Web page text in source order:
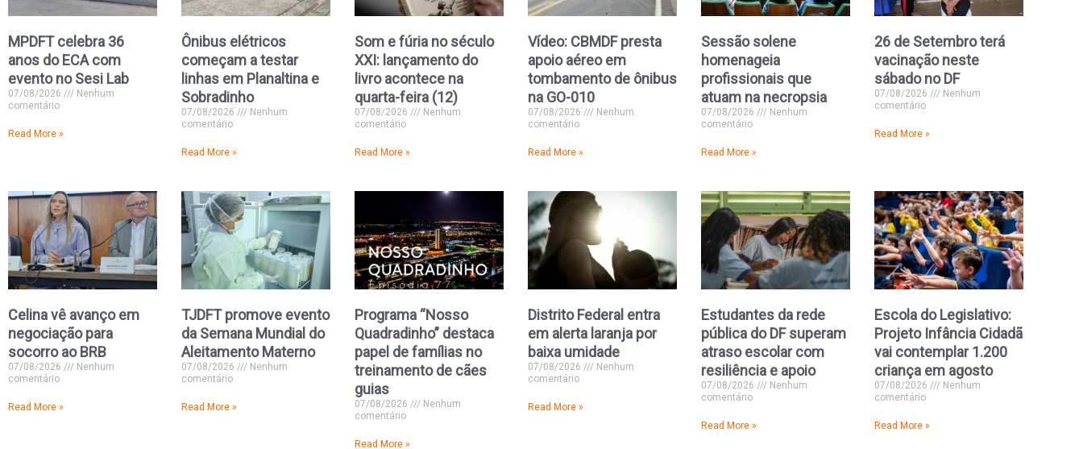
MPDFT celebra 36
anos do ECA com
evento no Sesi Lab
07/08/2026
Nenhum
comentário
Read More »
Ônibus elétricos
começam a testar
linhas em Planaltina e
Sobradinho
07/08/2026
Nenhum
comentário
Read More »
Som e fúria no século
XXI: lançamento do
livro acontece na
quarta-feira (12)
07/08/2026
Nenhum
comentário
Read More »
Vídeo: CBMDF presta
apoio aéreo em
tombamento de ônibus
na GO-010
07/08/2026
Nenhum
comentário
Read More »
Sessão solene
homenageia
profissionais que
atuam na necropsia
07/08/2026
Nenhum
comentário
Read More »
26 de Setembro terá
vacinação neste
sábado no DF
07/08/2026
Nenhum
comentário
Read More »
Celina vê avanço em
negociação para
socorro ao BRB
07/08/2026
Nenhum
comentário
Read More »
TJDFT promove evento
da Semana Mundial do
Aleitamento Materno
07/08/2026
Nenhum
comentário
Read More »
Programa “Nosso
Quadradinho” destaca
papel de famílias no
treinamento de cães
guias
07/08/2026
Nenhum
comentário
Read More »
Distrito Federal entra
em alerta laranja por
baixa umidade
07/08/2026
Nenhum
comentário
Read More »
Estudantes da rede
pública do DF superam
atraso escolar com
resiliência e apoio
07/08/2026
Nenhum
comentário
Read More »
Escola do Legislativo:
Projeto Infância Cidadã
vai contemplar 1.200
criança em agosto
07/08/2026
Nenhum
comentário
Read More »